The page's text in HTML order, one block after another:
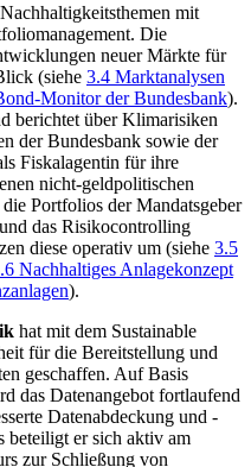
mit
Die
neuer Märkte für
(siehe 3.4 Marktanalysen
Monitor der Bundesbank).
berichtet über Klimarisiken
der Bundesbank sowie der
Fiskalagentin für ihre
nicht-geldpolitischen
Portfolios der Mandatsgeber
das Risikocontrolling
diese operativ um (siehe 3.5
Nachhaltiges Anlagekonzept
).
hat mit dem Sustainable
für die Bereitstellung und
geschaffen. Auf Basis
das Datenangebot fortlaufend
Datenabdeckung und -
beteiligt er sich aktiv am
zur Schließung von